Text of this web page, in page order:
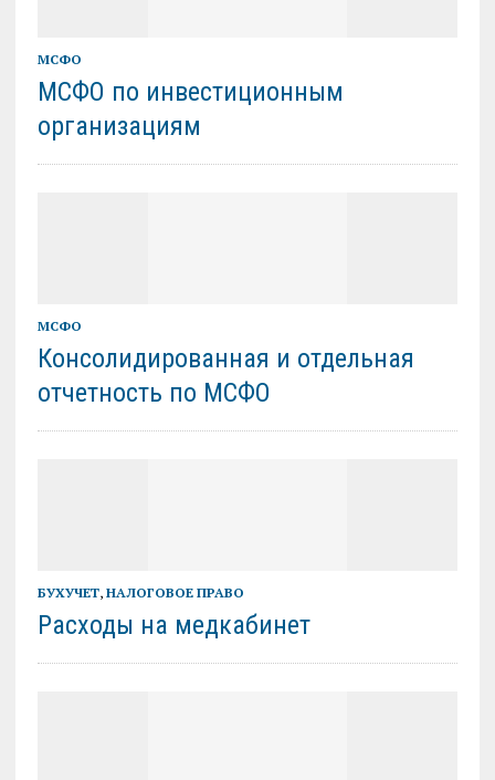
МСФО
МСФО по инвестиционным
организациям
МСФО
Консолидированная и отдельная
отчетность по МСФО
БУХУЧЕТ, НАЛОГОВОЕ ПРАВО
Расходы на медкабинет